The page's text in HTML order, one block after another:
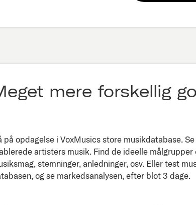
mere forskellig
på opdagelse i VoxMusics store musikdatabase.
artisters musik. Find de ideelle målgrupper
stemninger, anledninger, osv. Eller test
og se markedsanalysen, efter blot 3 dage.​